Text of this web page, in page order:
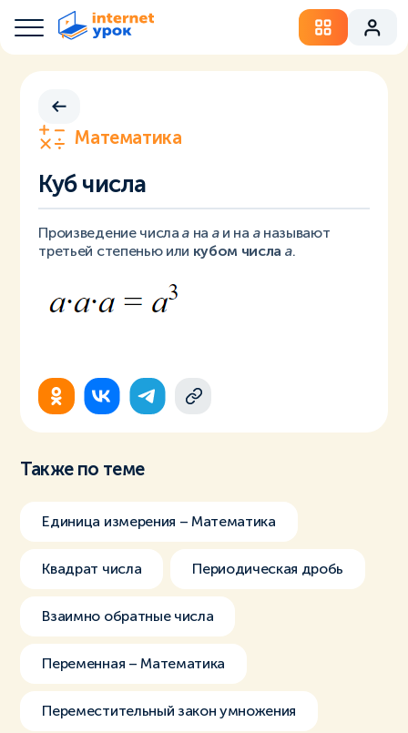
Математика
Куб числа
Произведение числаa на aи на aназывают
третьей степенью или кубом числа a.
Также по теме
Единица измерения – Математика
Квадрат числа Периодическая дробь
Взаимно обратные числа
Переменная – Математика
Переместительный закон умножения